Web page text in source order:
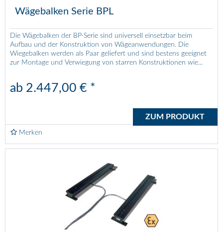
Wägebalken Serie BPL
Die Wägebalken der BP-Serie sind universell einsetzbar beim
Aufbau und der Konstruktion von Wägeanwendungen. Die
Wiegebalken werden als Paar geliefert und sind bestens geeignet
zur Montage und Verwiegung von starren Konstruktionen wie...
ab 2.447,00 € *
ZUM PRODUKT
Merken